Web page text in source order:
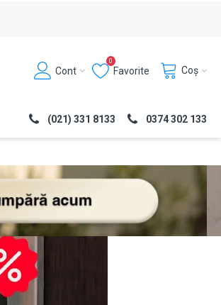
Cont
0
Favorite Coș
(021) 331 8133 0374 302 133